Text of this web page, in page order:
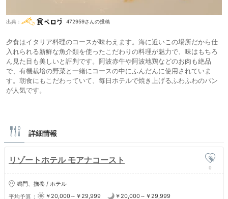
出典： 472959さんの投稿
夕食はイタリア料理のコースが味わえます。海に近いこの場所だから仕
入れられる新鮮な魚介類を使ったこだわりの料理が魅力で、味はもちろ
ん見た目も美しいと評判です。阿波赤牛や阿波地鶏などのお肉も絶品
で、有機栽培の野菜と一緒にコースの中にふんだんに使用されていま
す。朝食にもこだわっていて、毎日ホテルで焼き上げるふわふわのパン
が人気です。
詳細情報
リゾートホテル モアナコースト
0
鳴門、撫養 / ホテル
平均予算
￥20,000～￥29,999
￥20,000～￥29,999